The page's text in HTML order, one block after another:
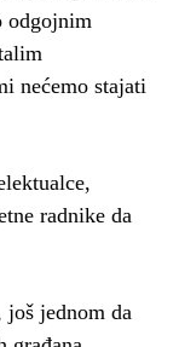
odgojnim
nećemo stajati
radnike da
još jednom da